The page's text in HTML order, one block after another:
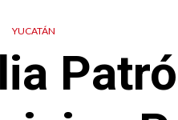
YUCATÁN